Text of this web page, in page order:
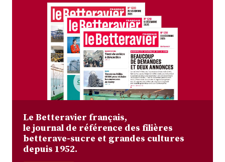
Le Betteravier français,
le journal de référence des filières
betterave-sucre et grandes cultures
depuis 1952.